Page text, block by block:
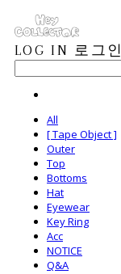
LOG IN 로그인
All
[ Tape Object ]
Outer
Top
Bottoms
Hat
Eyewear
Key Ring
Acc
NOTICE
Q&A